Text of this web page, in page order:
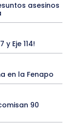
asesinos
Eje 114!
en la Fenapo
90